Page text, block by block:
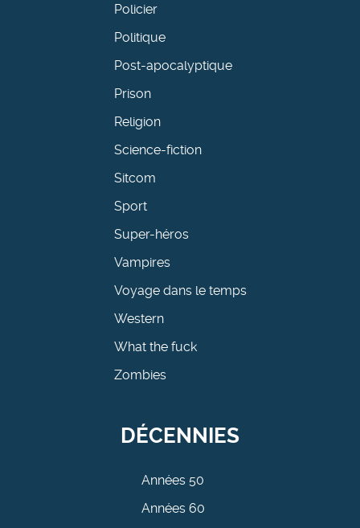
Policier
Politique
Post-apocalyptique
Prison
Religion
Science-fiction
Sitcom
Sport
Super-héros
Vampires
Voyage dans le temps
Western
What the fuck
Zombies
DÉCENNIES
Années 50
Années 60